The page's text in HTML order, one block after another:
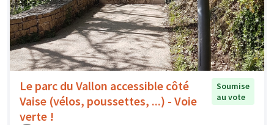
Le parc du Vallon accessible côté
Vaise (vélos, poussettes, ...) - Voie
verte !
Soumise
au vote